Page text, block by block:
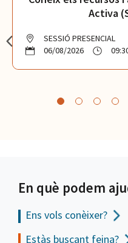
Activa
SESSIÓ PRESENCIAL
06/08/2026
En què podem
Ens vols conèixer?
Estàs buscant feina?